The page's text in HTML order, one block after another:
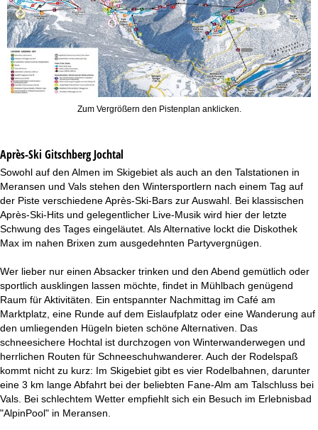
Zum Vergrößern den Pistenplan anklicken.
Après-Ski Gitschberg Jochtal
Sowohl auf den Almen im Skigebiet als auch an den Talstationen in
Meransen und Vals stehen den Wintersportlern nach einem Tag auf
der Piste verschiedene Après-Ski-Bars zur Auswahl. Bei klassischen
Après-Ski-Hits und gelegentlicher Live-Musik wird hier der letzte
Schwung des Tages eingeläutet. Als Alternative lockt die Diskothek
Max im nahen Brixen zum ausgedehnten Partyvergnügen.
Wer lieber nur einen Absacker trinken und den Abend gemütlich oder
sportlich ausklingen lassen möchte, findet in Mühlbach genügend
Raum für Aktivitäten. Ein entspannter Nachmittag im Café am
Marktplatz, eine Runde auf dem Eislaufplatz oder eine Wanderung auf
den umliegenden Hügeln bieten schöne Alternativen. Das
schneesichere Hochtal ist durchzogen von Winterwanderwegen und
herrlichen Routen für Schneeschuhwanderer. Auch der Rodelspaß
kommt nicht zu kurz: Im Skigebiet gibt es vier Rodelbahnen, darunter
eine 3 km lange Abfahrt bei der beliebten Fane-Alm am Talschluss bei
Vals. Bei schlechtem Wetter empfiehlt sich ein Besuch im Erlebnisbad
"AlpinPool" in Meransen.